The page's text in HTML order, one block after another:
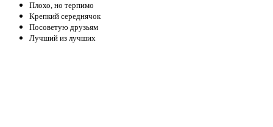
Плохо, но терпимо
Крепкий середнячок
Посоветую друзьям
Лучший из лучших